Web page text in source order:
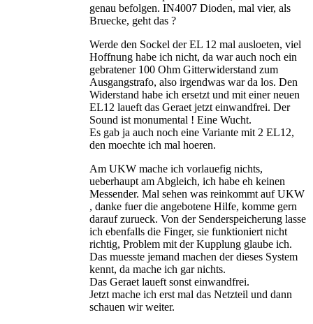
genau befolgen. IN4007 Dioden, mal vier, als
Bruecke, geht das ?
Werde den Sockel der EL 12 mal ausloeten, viel
Hoffnung habe ich nicht, da war auch noch ein
gebratener 100 Ohm Gitterwiderstand zum
Ausgangstrafo, also irgendwas war da los. Den
Widerstand habe ich ersetzt und mit einer neuen
EL12 laueft das Geraet jetzt einwandfrei. Der
Sound ist monumental ! Eine Wucht.
Es gab ja auch noch eine Variante mit 2 EL12,
den moechte ich mal hoeren.
Am UKW mache ich vorlauefig nichts,
ueberhaupt am Abgleich, ich habe eh keinen
Messender. Mal sehen was reinkommt auf UKW
, danke fuer die angebotene Hilfe, komme gern
darauf zurueck. Von der Senderspeicherung lasse
ich ebenfalls die Finger, sie funktioniert nicht
richtig, Problem mit der Kupplung glaube ich.
Das muesste jemand machen der dieses System
kennt, da mache ich gar nichts.
Das Geraet laueft sonst einwandfrei.
Jetzt mache ich erst mal das Netzteil und dann
schauen wir weiter.